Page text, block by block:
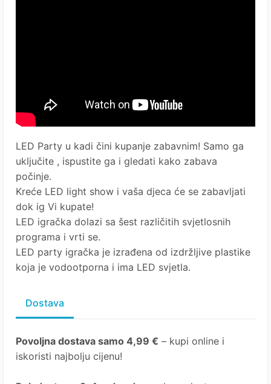
LED Party u kadi čini kupanje zabavnim! Samo ga
uključite , ispustite ga i gledati kako zabava
počinje.
Kreće LED light show i vaša djeca će se zabavljati
dok ig Vi kupate!
LED igračka dolazi sa šest različitih svjetlosnih
programa i vrti se.
LED party igračka je izrađena od izdržljive plastike
koja je vodootporna i ima LED svjetla.
Dostava
Povoljna dostava samo 4,99 € – kupi online i
iskoristi najbolju cijenu!